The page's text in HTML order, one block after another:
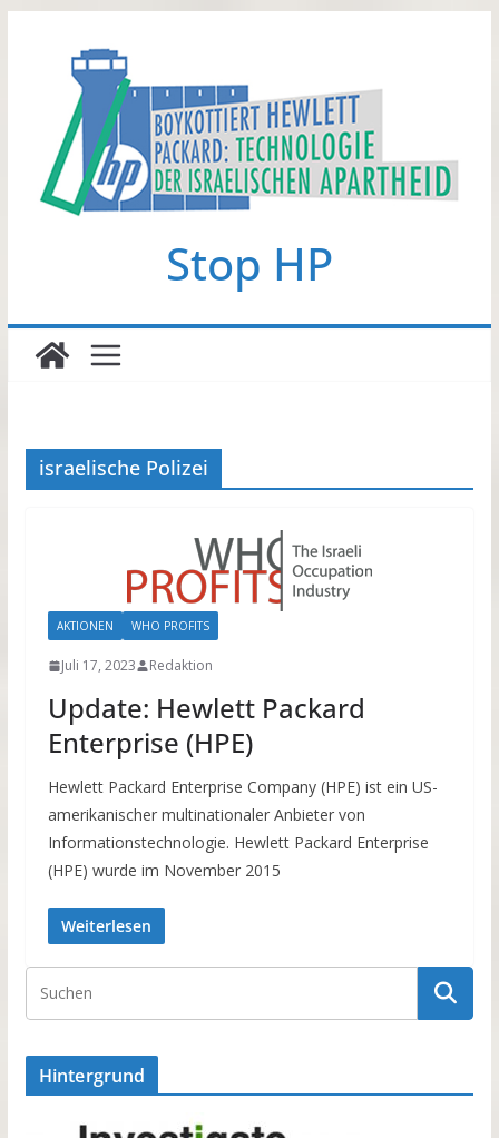
springen
Stop HP
israelische Polizei
AKTIONEN WHO PROFITS
Juli 17, 2023 Redaktion
Update: Hewlett Packard
Enterprise (HPE)
Hewlett Packard Enterprise Company (HPE) ist ein US-
amerikanischer multinationaler Anbieter von
Informationstechnologie. Hewlett Packard Enterprise
(HPE) wurde im November 2015
Weiterlesen
Hintergrund